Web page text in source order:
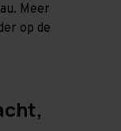
Meer
op de